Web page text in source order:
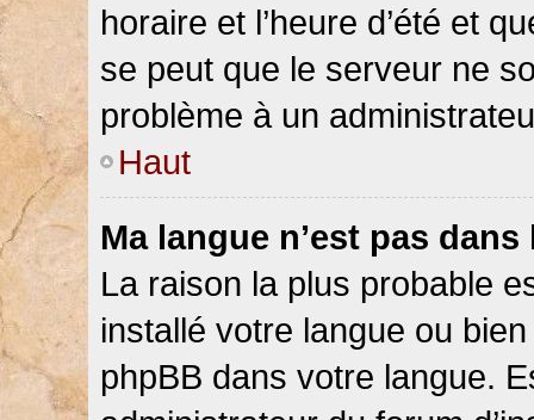
horaire et l’heure d’été et
se peut que le serveur ne
problème à un
Haut
Ma langue n’est pas
La raison la plus probable
installé votre langue ou
phpBB dans votre langue.